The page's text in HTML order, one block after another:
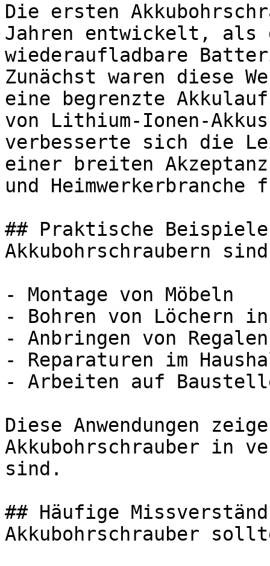
Die ersten
Jahren entwickelt, als
wiederaufladbare
Zunächst waren diese
eine begrenzte
von Lithium-Ionen-
verbesserte sich die
einer breiten
und Heimwerkerbranche
## Praktische
Akkubohrschraubern
- Montage von Möbeln
- Bohren von Löchern in
- Anbringen von Regalen
- Reparaturen im
- Arbeiten auf
Diese Anwendungen
Akkubohrschrauber in
sind.
## Häufige
Akkubohrschrauber